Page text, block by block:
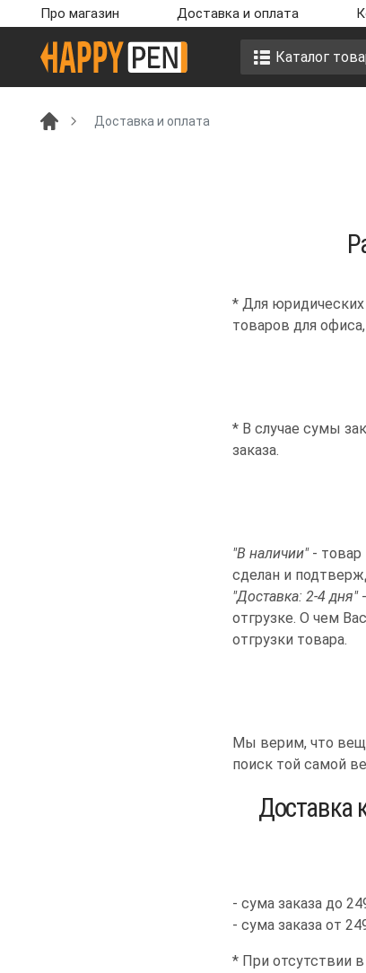
Про магазин Доставка и оплата
Каталог
Доставка и оплата
* Для юридических
товаров для
* В случае сумы
заказа.
"В наличии"- товар
сделан и
"Доставка: 2-4 дня"-
отгрузке. О чем
отгрузки товара.
Мы верим, что
поиск той самой
Доставка
- сума заказа до
- сума заказа от
* При отсутствии